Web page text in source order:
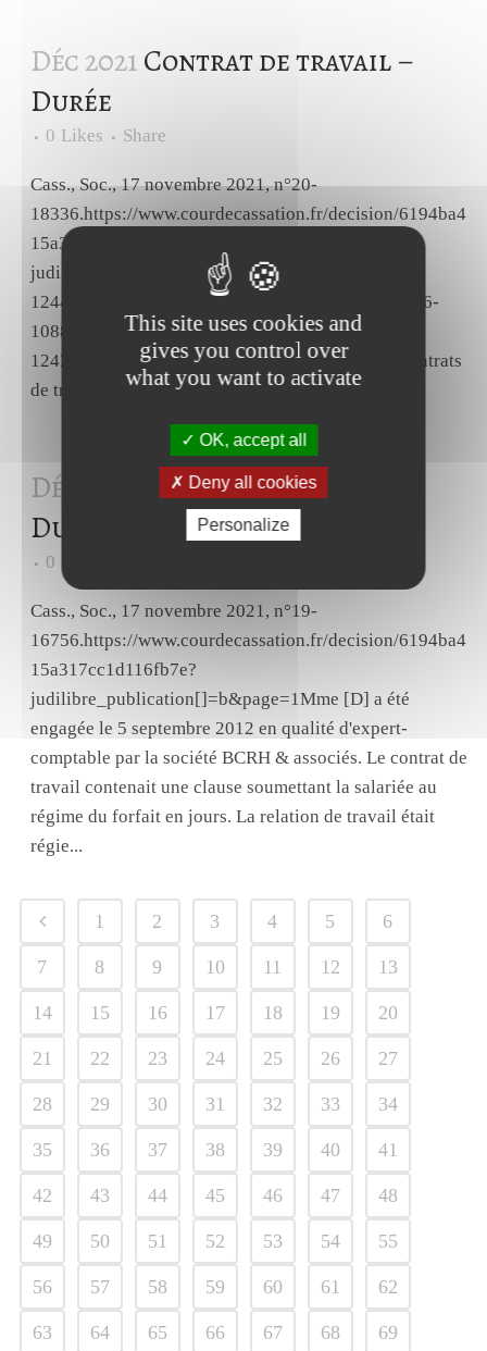
Déc 2021Contrat de travail –
Durée
0 Likes Share
Cass., Soc., 17 novembre 2021, n°20-
18336.https://www.courdecassation.fr/decision/6194ba4
15a317cc1d116fb7f?
judilibre_publication[]=b&page=1Selon l'article L.
1244-1, dans sa rédaction antérieure à la loi n° 2016-
1088 du 8 août 2016, les dispositions de l'article L.
1243-11 ne font pas obstacle à la conclusion de contrats
de travail à durée déterminée successifs avec le...
Déc 2021
Contrat de travail –
Durée
0
Cass., Soc., 17 novembre 2021, n°19-
16756.https://www.courdecassation.fr/decision/6194ba4
15a317cc1d116fb7e?
judilibre_publication[]=b&page=1Mme [D] a été
engagée le 5 septembre 2012 en qualité d'expert-
comptable par la société BCRH & associés. Le contrat de
travail contenait une clause soumettant la salariée au
régime du forfait en jours. La relation de travail était
régie...
1 2 3 4 5 6
7 8 9 10 11 12 13
14 15 16 17 18 19 20
21 22 23 24 25 26 27
28 29 30 31 32 33 34
35 36 37 38 39 40 41
42 43 44 45 46 47 48
49 50 51 52 53 54 55
56 57 58 59 60 61 62
63 64 65 66 67 68 69
This site uses cookies and
gives you control over
what you want to activate
OK, accept all
Deny all cookies
Personalize